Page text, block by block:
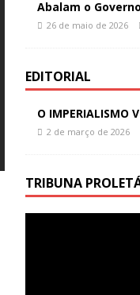
Abalam o
26 de maio de 2026
EDITORIAL
O IMPERIALISMO
2 de março de 2026
TRIBUNA